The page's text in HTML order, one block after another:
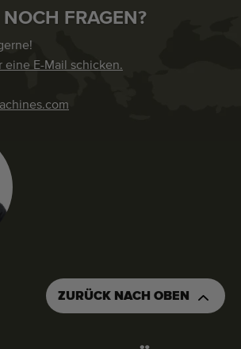
FRAGEN?
eine E-Mail schicken.
ZURÜCK NACH OBEN